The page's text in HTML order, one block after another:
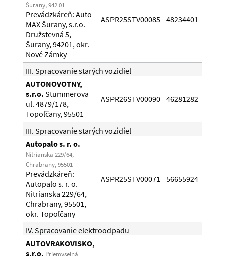
Šurany, 942 01
Prevádzkáreň: Auto
MAX Šurany, s.r.o.
Družstevná 5,
Šurany, 94201, okr.
Nové Zámky
ASPR25STV00085 48234401
III. Spracovanie starých vozidiel
AUTONOVOTNY,
s.r.o. Stummerova
ul. 4879/178,
Topoľčany, 95501
ASPR26STV00090 46281282
III. Spracovanie starých vozidiel
Autopalo s. r. o.
Nitrianska 229/64,
Chrabrany, 95501
Prevádzkáreň:
Autopalo s. r. o.
Nitrianska 229/64,
Chrabrany, 95501,
okr. Topoľčany
ASPR25STV00071 56655924
IV. Spracovanie elektroodpadu
AUTOVRAKOVISKO,
s.r.o. Priemyselná